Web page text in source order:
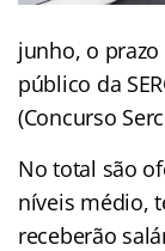
junho, o
público da
(Concurso
No total são
níveis médio,
receberão